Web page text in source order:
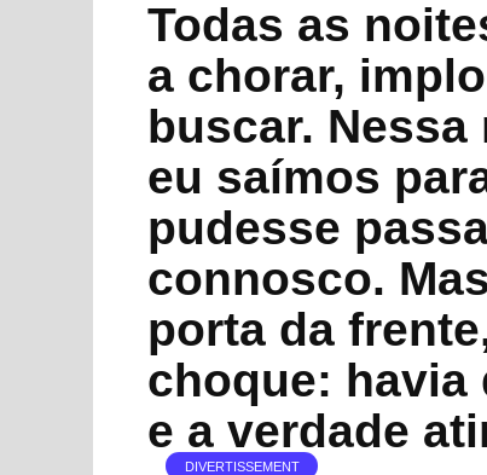
Todas as
a chorar,
buscar. Nessa
eu saímos
pudesse
connosco.
porta da
choque: havia
e a verdade
DIVERTISSEMENT